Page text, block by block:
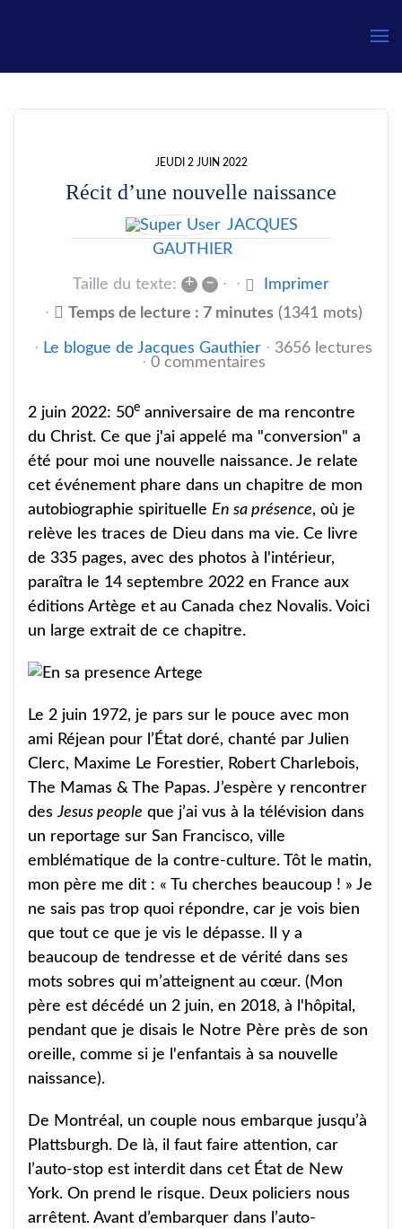
JEUDI 2 JUIN 2022
Récit d’une nouvelle naissance
JACQUES
GAUTHIER
Taille du texte: + –
Imprimer
Temps de lecture : 7 minutes (1341 mots)
Le blogue de Jacques Gauthier
3656 lectures
0 commentaires
2 juin 2022: 50e anniversaire de ma rencontre
du Christ. Ce que j'ai appelé ma "conversion" a
été pour moi une nouvelle naissance. Je relate
cet événement phare dans un chapitre de mon
autobiographie spirituelle En sa présence, où je
relève les traces de Dieu dans ma vie. Ce livre
de 335 pages, avec des photos à l'intérieur,
paraîtra le 14 septembre 2022 en France aux
éditions Artège et au Canada chez Novalis. Voici
un large extrait de ce chapitre.
Le 2 juin 1972, je pars sur le pouce avec mon
ami Réjean pour l’État doré, chanté par Julien
Clerc, Maxime Le Forestier, Robert Charlebois,
The Mamas & The Papas. J’espère y rencontrer
desJesus people que j’ai vus à la télévision dans
un reportage sur San Francisco, ville
emblématique de la contre-culture. Tôt le matin,
mon père me dit : « Tu cherches beaucoup ! » Je
ne sais pas trop quoi répondre, car je vois bien
que tout ce que je vis le dépasse. Il y a
beaucoup de tendresse et de vérité dans ses
mots sobres qui m’atteignent au cœur. (Mon
père est décédé un 2 juin, en 2018, à l'hôpital,
pendant que je disais le Notre Père près de son
oreille, comme si je l'enfantais à sa nouvelle
naissance).
De Montréal, un couple nous embarque jusqu’à
Plattsburgh. De là, il faut faire attention, car
l’auto-stop est interdit dans cet État de New
York. On prend le risque. Deux policiers nous
arrêtent. Avant d’embarquer dans l’auto-